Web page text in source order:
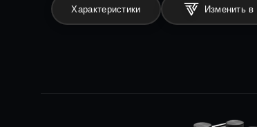
Характеристики Изменить в